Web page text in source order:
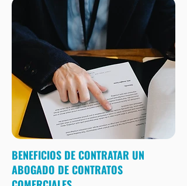
BENEFICIOS DE CONTRATAR UN
ABOGADO DE CONTRATOS